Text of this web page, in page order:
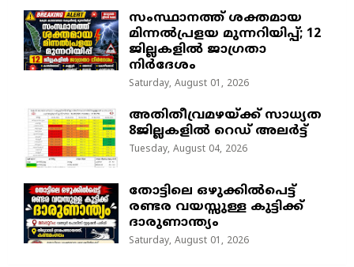
സംസ്ഥാനത്ത് ശക്തമായ
മിന്നൽപ്രളയ മുന്നറിയിപ്പ്; 12
ജില്ലകളിൽ ജാഗ്രതാ
നിർദേശം
Saturday, August 01, 2026
അതിതീവ്രമഴയ്ക്ക് സാധ്യത
8ജില്ലകളിൽ റെഡ് അലർട്ട്
Tuesday, August 04, 2026
തോട്ടിലെ ഒഴുക്കിൽപെട്ട്
രണ്ടര വയസ്സുള്ള കുട്ടിക്ക്
ദാരുണാന്ത്യം
Saturday, August 01, 2026